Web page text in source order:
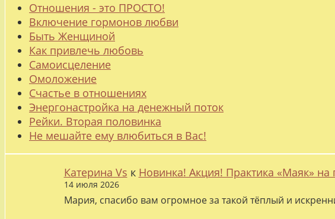
Отношения - это ПРОСТО!
Включение гормонов любви
Быть Женщиной
Как привлечь любовь
Самоисцеление
Омоложение
Счастье в отношениях
Энергонастройка на денежный поток
Рейки. Вторая половинка
Не мешайте ему влюбиться в Вас!
Катерина Vs к Новинка! Акция! Практика «Маяк» на
14 июля 2026
Мария, спасибо вам огромное за такой тёплый и